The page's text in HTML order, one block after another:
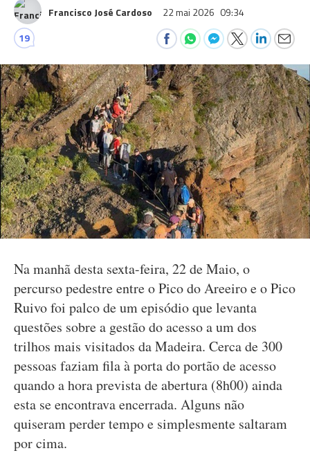
Francisco José Cardoso 22 mai 2026 09:34
19
Na manhã desta sexta-feira, 22 de Maio, o
percurso pedestre entre o Pico do Areeiro e o Pico
Ruivo foi palco de um episódio que levanta
questões sobre a gestão do acesso a um dos
trilhos mais visitados da Madeira. Cerca de 300
pessoas faziam fila à porta do portão de acesso
quando a hora prevista de abertura (8h00) ainda
esta se encontrava encerrada. Alguns não
quiseram perder tempo e simplesmente saltaram
por cima.